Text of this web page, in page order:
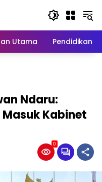
Utama Pendidikan
Ndaru:
Kabinet
0